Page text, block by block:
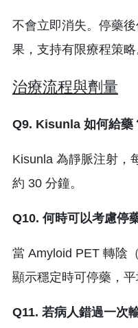
不會立即消失。停藥
果，支持有限療程策略
治療流程與劑量
Q9. Kisunla 如何給藥
Kisunla 為靜脈注射，
約 30 分鐘。
Q10. 何時可以考慮停
當 Amyloid PET 轉陰
顯示穩定時可停藥，平
Q11. 若病人錯過一次